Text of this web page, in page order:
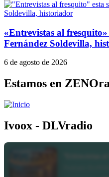
«Entrevistas al
Fernández Soldevilla,
6 de agosto de 2026
Estamos en
Ivoox - DLVradio